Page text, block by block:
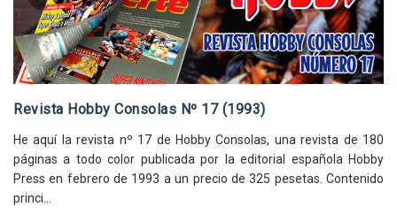
Revista Hobby Consolas Nº 17 (1993)
He aquí la revista nº 17 de Hobby Consolas, una revista de 180
páginas a todo color publicada por la editorial española Hobby
Press en febrero de 1993 a un precio de 325 pesetas. Contenido
princi...